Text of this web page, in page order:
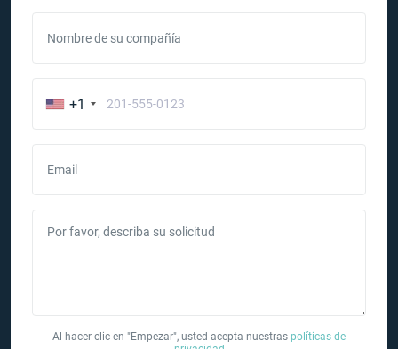
Nombre de su compañía
+1
Email
Por favor, describa su solicitud
Al hacer clic en "Empezar", usted acepta nuestras políticas de